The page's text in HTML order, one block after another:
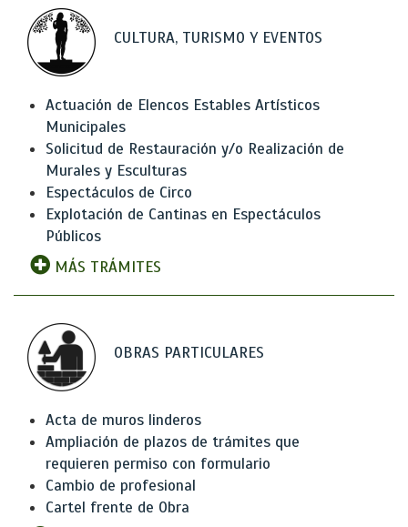
CULTURA, TURISMO Y EVENTOS
Actuación de Elencos Estables Artísticos
Municipales
Solicitud de Restauración y/o Realización de
Murales y Esculturas
Espectáculos de Circo
Explotación de Cantinas en Espectáculos
Públicos
MÁS TRÁMITES
OBRAS PARTICULARES
Acta de muros linderos
Ampliación de plazos de trámites que
requieren permiso con formulario
Cambio de profesional
Cartel frente de Obra